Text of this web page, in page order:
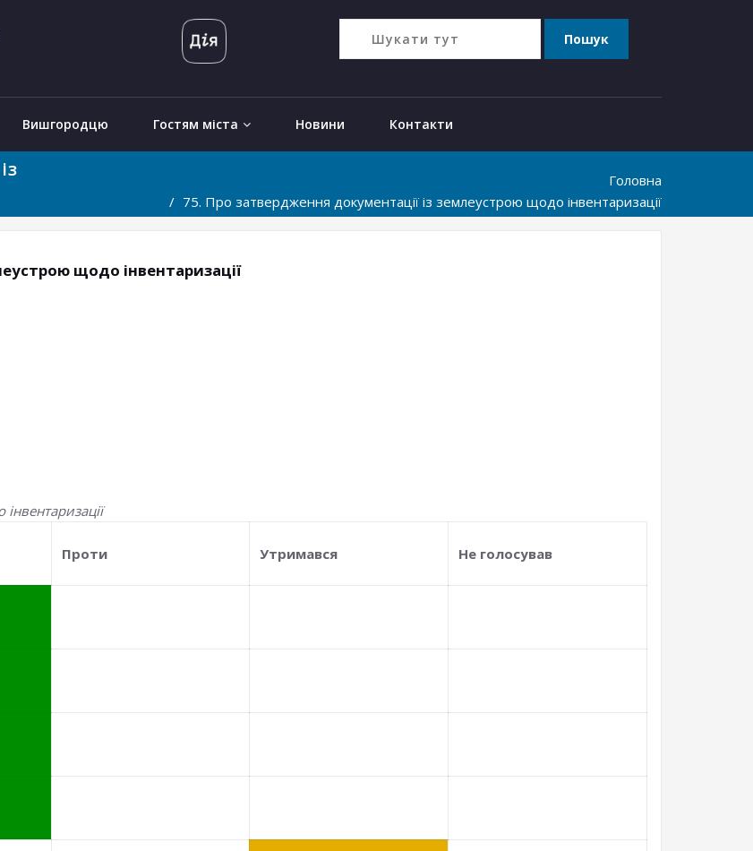
Вишгородцю Гостям міста Новини Контакти
Головна
75. Про затвердження документації із землеустрою щодо інвентаризації
щодо інвентаризації
Проти Утримався Не голосував